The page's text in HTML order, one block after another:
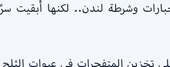
وشرطة لندن.. لكنها أُبقيت
تخزين المتفجرات في عبوات الثلج